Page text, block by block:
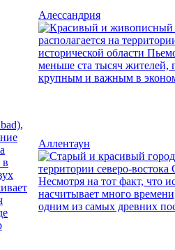
Алессандрия
Аллентаун